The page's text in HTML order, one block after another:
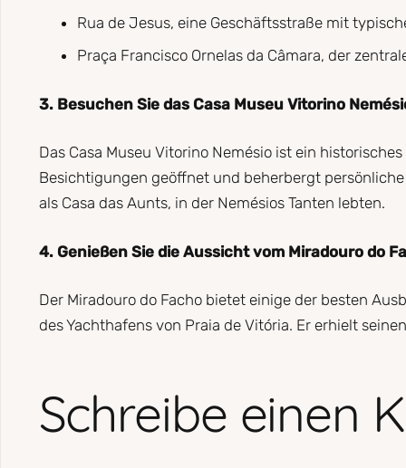
Rua de Jesus, eine Geschäftsstraße mit
Praça Francisco Ornelas da Câmara, der
3. Besuchen Sie das Casa Museu Vitorino
Das Casa Museu Vitorino Nemésio ist ein
Besichtigungen geöffnet und beherbergt
als Casa das Aunts, in der Nemésios Tanten lebten.
4. Genießen Sie die Aussicht vom Miradouro do
Der Miradouro do Facho bietet einige der besten
des Yachthafens von Praia de Vitória. Er erhielt
Schreibe einen